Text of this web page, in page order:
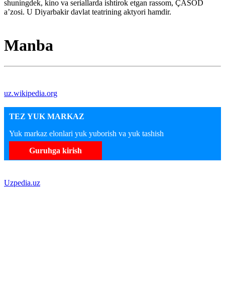
shuningdek, kino va seriallarda ishtirok etgan rassom, ÇASOD
aʼzosi. U Diyarbakir davlat teatrining aktyori hamdir.
Manba
uz.wikipedia.org
TEZ YUK MARKAZ
Yuk markaz elonlari yuk yuborish va yuk tashish
Guruhga kirish
Uzpedia.uz